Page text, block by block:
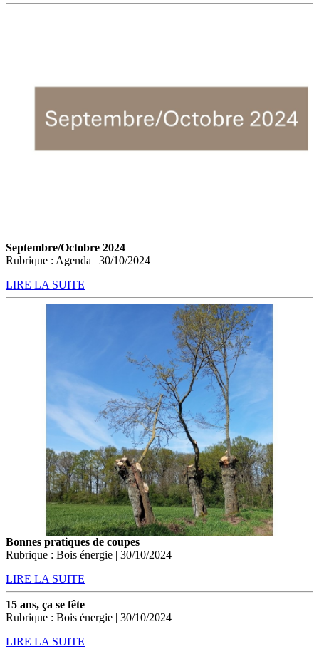
Septembre/Octobre 2024
Rubrique : Agenda | 30/10/2024
LIRE LA SUITE
Bonnes pratiques de coupes
Rubrique : Bois énergie | 30/10/2024
LIRE LA SUITE
15 ans, ça se fête
Rubrique : Bois énergie | 30/10/2024
LIRE LA SUITE